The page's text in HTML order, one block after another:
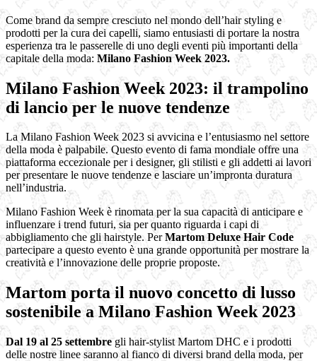
Come brand da sempre cresciuto nel mondo dell’hair styling e
prodotti per la cura dei capelli, siamo entusiasti di portare la nostra
esperienza tra le passerelle di uno degli eventi più importanti della
capitale della moda: Milano Fashion Week 2023.
Milano Fashion Week 2023: il trampolino
di lancio per le nuove tendenze
La Milano Fashion Week 2023 si avvicina e l’entusiasmo nel settore
della moda è palpabile. Questo evento di fama mondiale offre una
piattaforma eccezionale per i designer, gli stilisti e gli addetti ai lavori
per presentare le nuove tendenze e lasciare un’impronta duratura
nell’industria.
Milano Fashion Week è rinomata per la sua capacità di anticipare e
influenzare i trend futuri, sia per quanto riguarda i capi di
abbigliamento che gli hairstyle. PerMartom Deluxe Hair Code
partecipare a questo evento è una grande opportunità per mostrare la
creatività e l’innovazione delle proprie proposte.
Martom porta il nuovo concetto di lusso
sostenibile a Milano Fashion Week 2023
Dal 19 al 25 settembregli hair-stylist Martom DHC e i prodotti
delle nostre linee saranno al fianco di diversi brand della moda, per